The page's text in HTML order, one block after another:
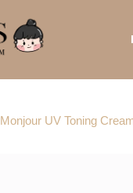
Monjour UV Toning